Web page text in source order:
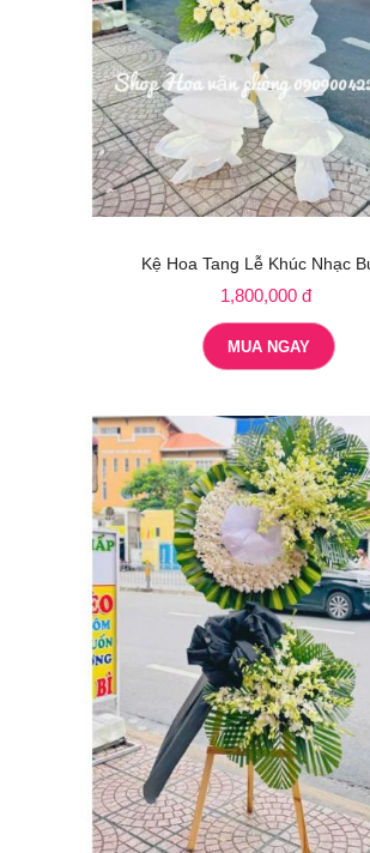
Kệ Hoa Tang Lễ Khúc Nhạc
1,800,000 đ
MUA NGAY